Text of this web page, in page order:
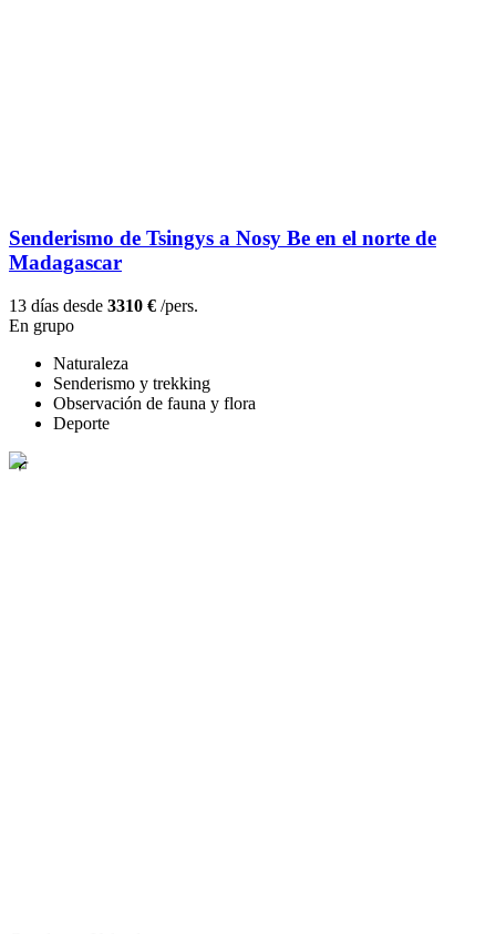
Senderismo de Tsingys a Nosy Be en el norte de
Madagascar
13 días desde 3310 € /pers.
En grupo
Naturaleza
Senderismo y trekking
Observación de fauna y flora
Deporte